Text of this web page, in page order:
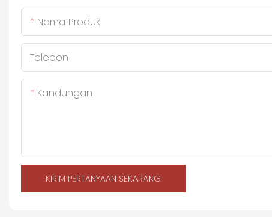
Nama Produk
Telepon
Kandungan
KIRIM PERTANYAAN SEKARANG